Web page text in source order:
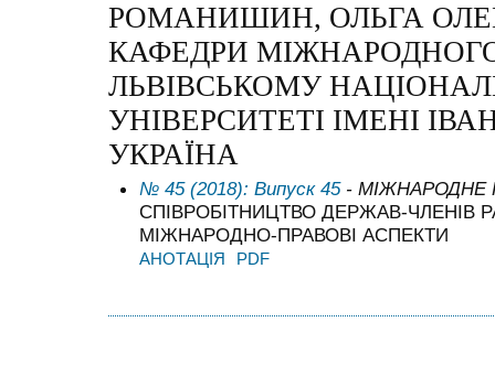
РОМАНИШИН, ОЛЬГА
КАФЕДРИ
ЛЬВІВСЬКОМУ
УНІВЕРСИТЕТІ ІМЕНІ
УКРАЇНА
№ 45 (2018): Випуск 45- МІЖНАРОДНЕ
СПІВРОБІТНИЦТВО ДЕРЖАВ-ЧЛЕНІВ
МІЖНАРОДНО-ПРАВОВІ АСПЕКТИ
АНОТАЦІЯ PDF